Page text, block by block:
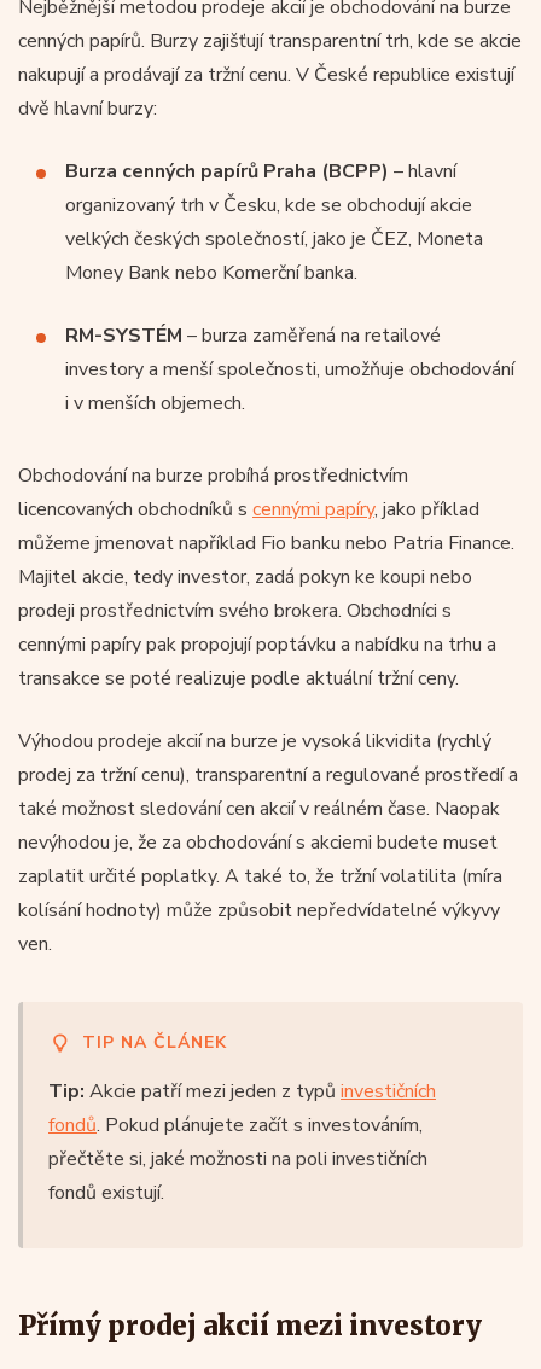
Nejběžnější metodou prodeje akcií je obchodování na burze
cenných papírů. Burzy zajišťují transparentní trh, kde se akcie
nakupují a prodávají za tržní cenu. V České republice existují
dvě hlavní burzy:
Burza cenných papírů Praha (BCPP) – hlavní
organizovaný trh v Česku, kde se obchodují akcie
velkých českých společností, jako je ČEZ, Moneta
Money Bank nebo Komerční banka.
RM-SYSTÉM – burza zaměřená na retailové
investory a menší společnosti, umožňuje obchodování
i v menších objemech.
Obchodování na burze probíhá prostřednictvím
licencovaných obchodníků s cennými papíry, jako příklad
můžeme jmenovat například Fio banku nebo Patria Finance.
Majitel akcie, tedy investor, zadá pokyn ke koupi nebo
prodeji prostřednictvím svého brokera. Obchodníci s
cennými papíry pak propojují poptávku a nabídku na trhu a
transakce se poté realizuje podle aktuální tržní ceny.
Výhodou prodeje akcií na burze je vysoká likvidita (rychlý
prodej za tržní cenu), transparentní a regulované prostředí a
také možnost sledování cen akcií v reálném čase. Naopak
nevýhodou je, že za obchodování s akciemi budete muset
zaplatit určité poplatky. A také to, že tržní volatilita (míra
kolísání hodnoty) může způsobit nepředvídatelné výkyvy
ven.
TIP NA ČLÁNEK
Tip: Akcie patří mezi jeden z typů investičních
fondů. Pokud plánujete začít s investováním,
přečtěte si, jaké možnosti na poli investičních
fondů existují.
Přímý prodej akcií mezi investory